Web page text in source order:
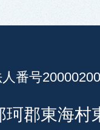
番号
郡東海村